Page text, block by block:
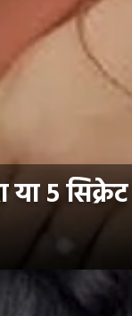
५ सिक्रेट